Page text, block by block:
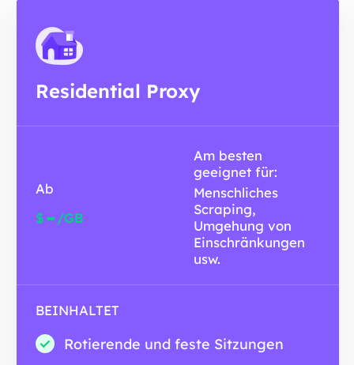
Residential Proxy
Ab
$- /GB
Am besten
geeignet für:
Menschliches
Scraping,
Umgehung von
Einschränkungen
usw.
BEINHALTET
Rotierende und feste Sitzungen